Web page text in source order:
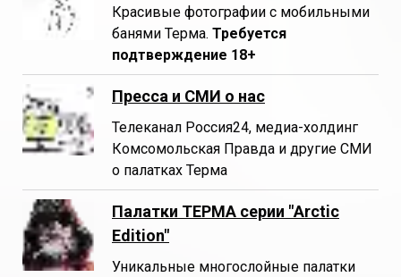
Красивые фотографии с мобильными
банями Терма. Требуется
подтверждение 18+
Пресса и СМИ о нас
Телеканал Россия24, медиа-холдинг
Комсомольская Правда и другие СМИ
о палатках Терма
Палатки ТЕРМА серии "Arctic
Edition"
Уникальные многослойные палатки